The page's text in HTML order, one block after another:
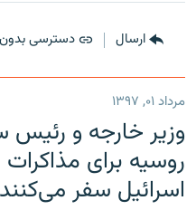
ارسال دسترسی
مرداد ۰۱, ۱۳۹۷
وزیر خارجه و
روسیه برای مذاکرات
اسرائیل سفر می‌کنند